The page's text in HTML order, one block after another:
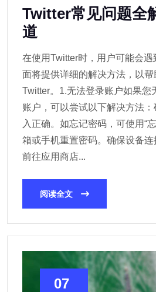
Twitter常见问题全
道
在使用Twitter时，用户可能会
面将提供详细的解决方法，以帮
Twitter。1.无法登录账户如果您
账户，可以尝试以下解决方法
入正确。如忘记密码，可使用“
箱或手机重置密码。确保设备连
前往应用商店...
阅读全文
07